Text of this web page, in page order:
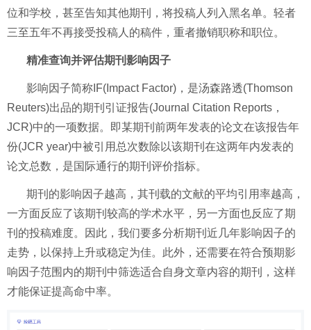
位和学校，甚至告知其他期刊，将投稿人列入黑名单。轻者
三至五年不再接受投稿人的稿件，重者撤销职称和职位。
精准查询并评估期刊影响因子
影响因子简称IF(Impact Factor)，是汤森路透(Thomson
Reuters)出品的期刊引证报告(Journal Citation Reports，
JCR)中的一项数据。即某期刊前两年发表的论文在该报告年
份(JCR year)中被引用总次数除以该期刊在这两年内发表的
论文总数，是国际通行的期刊评价指标。
期刊的影响因子越高，其刊载的文献的平均引用率越高，
一方面反应了该期刊较高的学术水平，另一方面也反应了期
刊的投稿难度。因此，我们要多分析期刊近几年影响因子的
走势，以保持上升或稳定为佳。此外，还需要在符合预期影
响因子范围内的期刊中筛选适合自身文章内容的期刊，这样
才能保证提高命中率。